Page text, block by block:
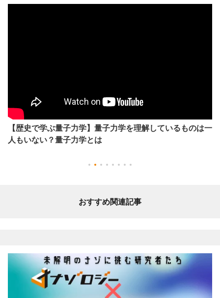
【歴史で学ぶ量子力学】量子力学を理解しているものは一
人もいない？量子力学とは
おすすめ関連記事